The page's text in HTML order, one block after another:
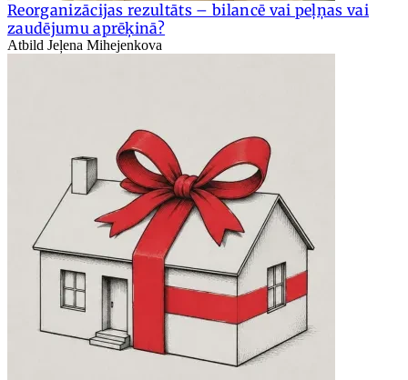
Reorganizācijas rezultāts – bilancē vai peļņas vai
zaudējumu aprēķinā?
Atbild Jeļena Mihejenkova